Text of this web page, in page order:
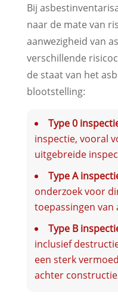
Bij
naar de mate van
aanwezigheid van
verschillende
de staat van het
blootstelling:
Type 0
inspectie, vooral
uitgebreide
Type A
onderzoek voor
toepassingen van
Type B
inclusief
een sterk
achter